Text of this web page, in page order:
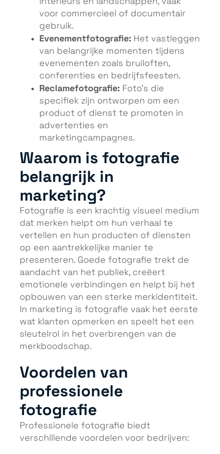
voor commercieel of documentair
gebruik.
Evenementfotografie: Het vastleggen
van belangrijke momenten tijdens
evenementen zoals bruiloften,
conferenties en bedrijfsfeesten.
Reclamefotografie: Foto’s die
specifiek zijn ontworpen om een
product of dienst te promoten in
advertenties en
marketingcampagnes.
Waarom is fotografie
belangrijk in
marketing?
Fotografie is een krachtig visueel medium
dat merken helpt om hun verhaal te
vertellen en hun producten of diensten
op een aantrekkelijke manier te
presenteren. Goede fotografie trekt de
aandacht van het publiek, creëert
emotionele verbindingen en helpt bij het
opbouwen van een sterke merkidentiteit.
In marketing is fotografie vaak het eerste
wat klanten opmerken en speelt het een
sleutelrol in het overbrengen van de
merkboodschap.
Voordelen van
professionele
fotografie
Professionele fotografie biedt
verschillende voordelen voor bedrijven: